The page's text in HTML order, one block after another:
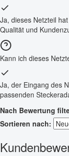
Ja, dieses Netzteil
Qualität und
Kann ich dieses
Ja, der Eingang des
passenden
Nach Bewertung
Sortieren nach: